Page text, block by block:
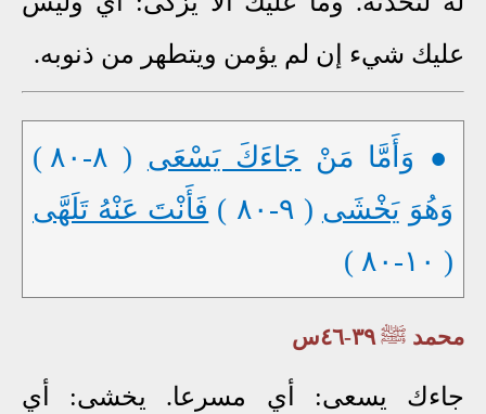
عليك شيء إن لم يؤمن ويتطهر من ذنوبه.
● وَأَمَّا مَنْ جَاءَكَ يَسْعَى
( ٨-٨٠ )
وَهُوَيَخْشَى ( ٩-٨٠ )
فَأَنْتَ عَنْهُ تَلَهَّى
( ١٠-٨٠ )
محمد ﷺ ٣٩-٤٦س
جاءك يسعى: أي مسرعا. يخشى: أي